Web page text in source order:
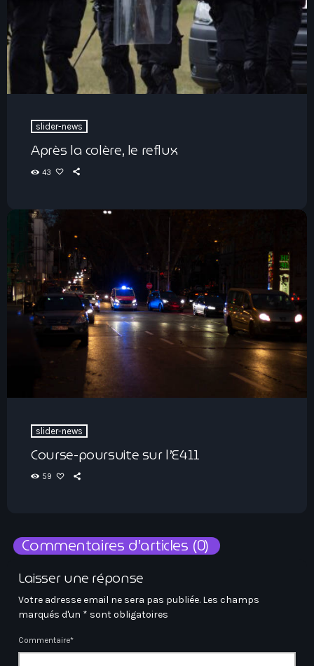
slider-news
Après la colère, le reflux
43
slider-news
Course-poursuite sur l’E411
59
Commentaires d’articles (0)
Laisser une réponse
Votre adresse email ne sera pas publiée. Les champs
marqués d'un * sont obligatoires
Commentaire*